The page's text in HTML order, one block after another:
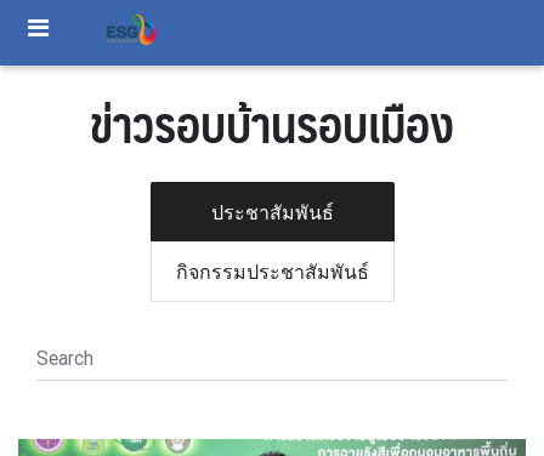
ข่าวรอบบ้านรอบเมือง
ประชาสัมพันธ์
กิจกรรมประชาสัมพันธ์